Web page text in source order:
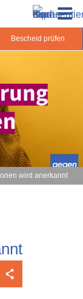
und
Sozialrecht,
Bescheid prüfen
wird anerkannt